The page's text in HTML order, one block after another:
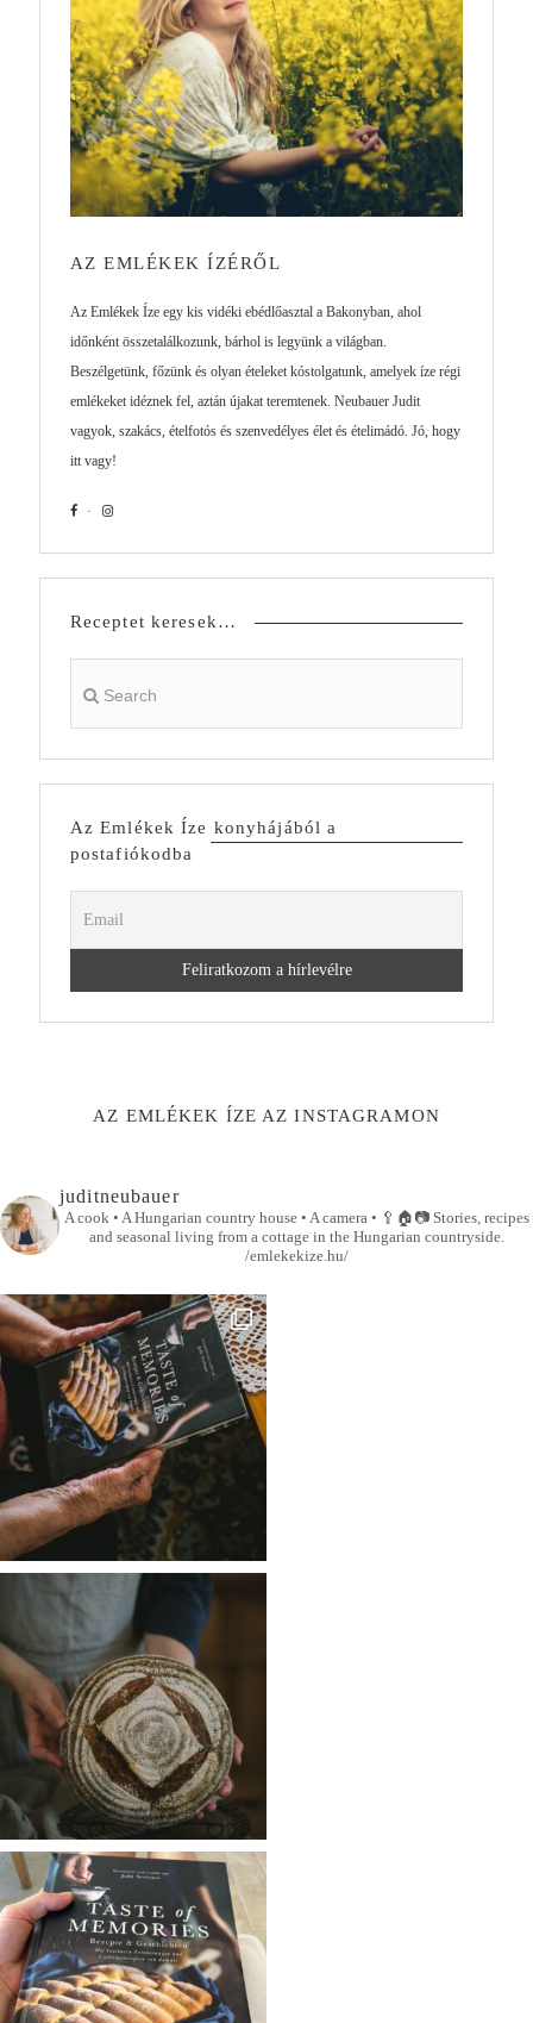
AZ EMLÉKEK ÍZÉRŐL
Az Emlékek Íze egy kis vidéki ebédlőasztal a Bakonyban, ahol
időnként összetalálkozunk, bárhol is legyünk a világban.
Beszélgetünk, főzünk és olyan ételeket kóstolgatunk, amelyek íze régi
emlékeket idéznek fel, aztán újakat teremtenek. Neubauer Judit
vagyok, szakács, ételfotós és szenvedélyes élet és ételimádó. Jó, hogy
itt vagy!
Receptet keresek…
Az Emlékek Íze konyhájából a
postafiókodba
AZ EMLÉKEK ÍZE AZ INSTAGRAMON
juditneubauer
A cook • A Hungarian country house • A camera • 🥄🏠📷Stories, recipes
and seasonal living from a cottage in the Hungarian countryside.
/emlekekize.hu/